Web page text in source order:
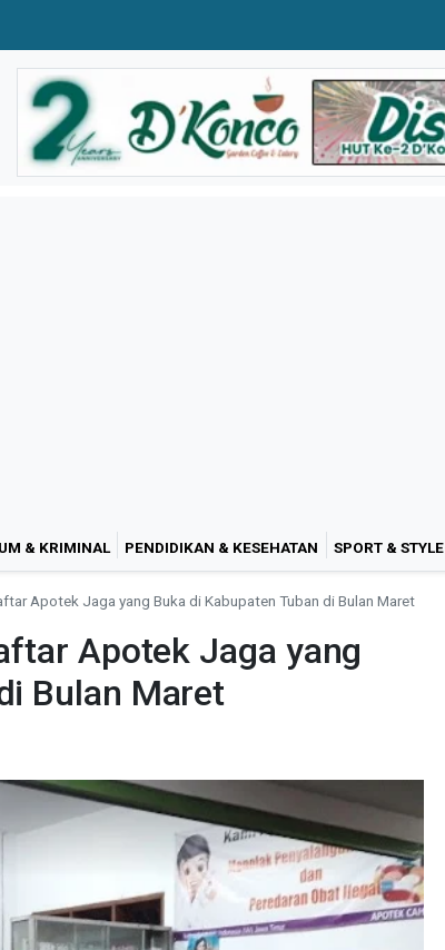
& KRIMINAL PENDIDIKAN & KESEHATAN SPORT & STYLE
Apotek Jaga yang Buka di Kabupaten Tuban di Bulan Maret
Apotek Jaga yang
Bulan Maret